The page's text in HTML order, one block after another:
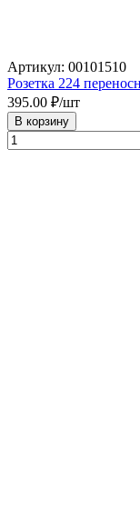
Артикул: 00101510
Розетка 224
395.00 ₽/шт
В корзину